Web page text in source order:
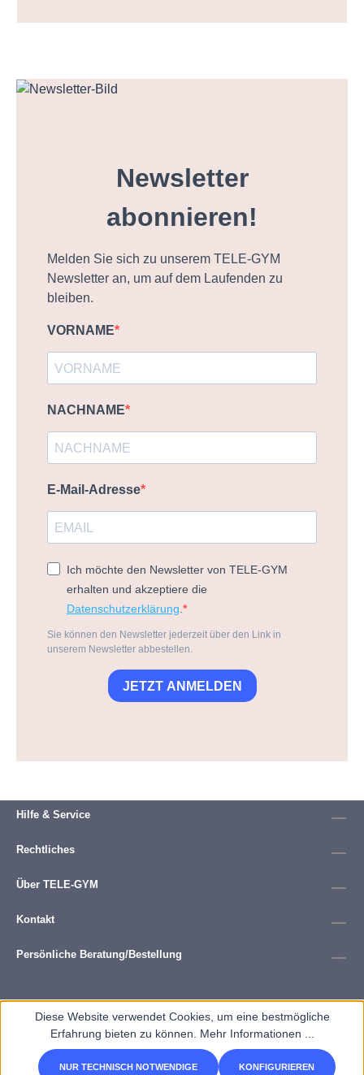
Newsletter
abonnieren!
Melden Sie sich zu unserem TELE-GYM
Newsletter an, um auf dem Laufenden zu
bleiben.
VORNAME
NACHNAME
E-Mail-Adresse
Ich möchte den Newsletter von TELE-GYM
erhalten und akzeptiere die
Datenschutzerklärung
Sie können den Newsletter jederzeit über den Link in
unserem Newsletter abbestellen.
JETZT ANMELDEN
Hilfe & Service
Rechtliches
Über TELE-GYM
Kontakt
Persönliche Beratung/Bestellung
Diese Website verwendet Cookies, um eine bestmögliche
Erfahrung bieten zu können. Mehr Informationen ...
NUR TECHNISCH NOTWENDIGE KONFIGURIEREN